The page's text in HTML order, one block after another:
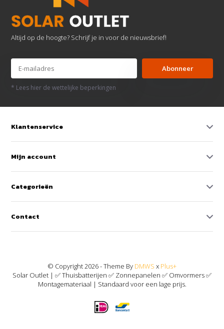
Altijd op de hoogte? Schrijf je in voor de nieuwsbrief!
Abonneer
* Lees hier de wettelijke beperkingen
Klantenservice
Mijn account
Categorieën
Contact
© Copyright 2026 - Theme By DMWS x Plus+
Solar Outlet | ✅ Thuisbatterijen ✅ Zonnepanelen ✅ Omvormers ✅
Montagemateriaal | Standaard voor een lage prijs.